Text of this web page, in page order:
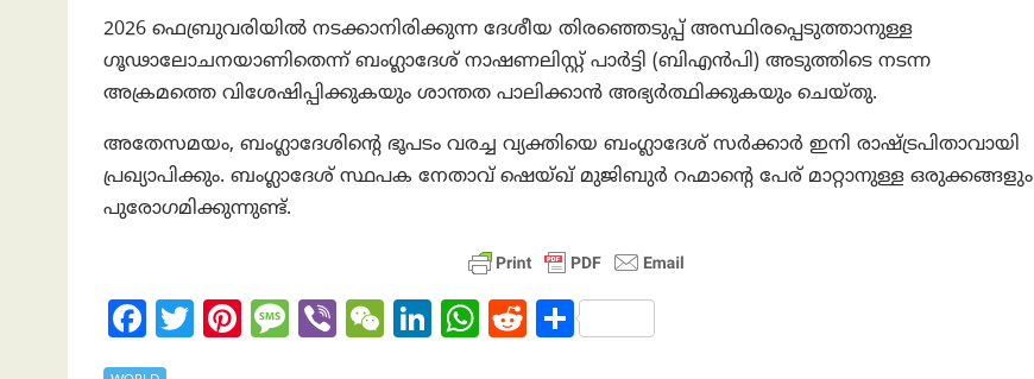
2026 ഫെബ്രുവരിയിൽ നടക്കാനിരിക്കുന്ന ദേശീയ തിരഞ്ഞെടുപ്പ് അസ്ഥിരപ്പെടുത്താനുള്ള
ഗൂഢാലോചനയാണിതെന്ന് ബംഗ്ലാദേശ് നാഷണലിസ്റ്റ് പാർട്ടി (ബിഎൻപി) അടുത്തിടെ നടന്ന
അക്രമത്തെ വിശേഷിപ്പിക്കുകയും ശാന്തത പാലിക്കാൻ അഭ്യർത്ഥിക്കുകയും ചെയ്തു.
അതേസമയം, ബംഗ്ലാദേശിന്റെ ഭൂപടം വരച്ച വ്യക്തിയെ ബംഗ്ലാദേശ് സർക്കാർ ഇനി രാഷ്ട്രപിതാവായി
പ്രഖ്യാപിക്കും. ബംഗ്ലാദേശ് സ്ഥപക നേതാവ് ഷെയ്ഖ് മുജിബുർ റഹ്മാന്റെ പേര് മാറ്റാനുള്ള ഒരുക്കങ്ങളും
പുരോഗമിക്കുന്നുണ്ട്.
Fa
ce
T
Pi M Vi W Li W R S